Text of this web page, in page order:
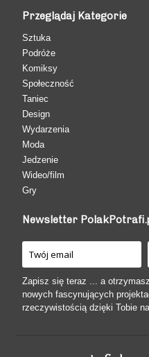
Przeglądaj Kategorie
Sztuka
Podróże
Komiksy
Społeczność
Taniec
Design
Wydarzenia
Moda
Jedzenie
Wideo/film
Gry
Newsletter
Zapisz się teraz ... a
nowych fascynujących
rzeczywistością dzięki Tobie